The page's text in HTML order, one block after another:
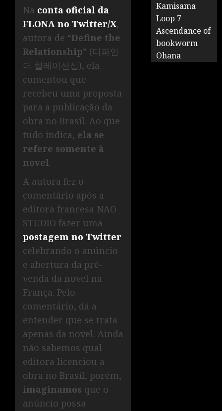
Na conta oficial da
FLONA no Twitter/X,
autora de “Define the
Relationship” (디파인
더 릴레이션십), ela
comentou que
recebeu uma proposta
para a publicação da
obra no Brasil. Ao que
tudo indica, ela se
refere somente à
novel.
A autora fez o
comentário após a
editora francesa NAO
STUDIO fazer uma
postagem no Twitter
celebrando o anúncio
e abertura da pré-
venda da novel na
França. Pelo
comentário, dá a
entender que se trata
apenas da novel. Ainda
não sabemos qual
editora licenciou a
obra no Brasil, porém,
imaginamos que o
anúncio possa
Kamisama
Loop 7
Ascendance of
bookworm
Ohana